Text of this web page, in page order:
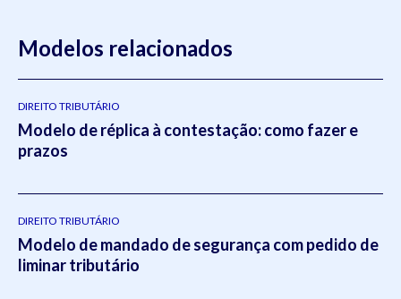
Modelos relacionados
DIREITO TRIBUTÁRIO
Modelo de réplica à contestação: como fazer e
prazos
DIREITO TRIBUTÁRIO
Modelo de mandado de segurança com pedido de
liminar tributário